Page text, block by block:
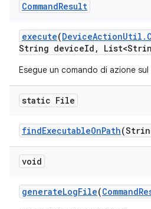
CommandResult
execute(DeviceActionUtil .
String deviceId ,
Esegue un comando di azione
static File
findExecutableOnPath
void
generateLogFile(Command